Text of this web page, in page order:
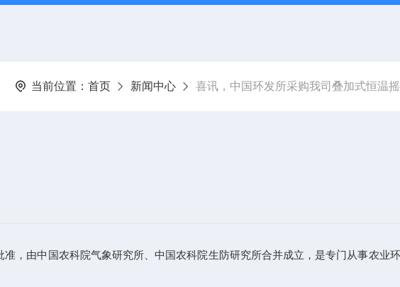
当前位置： 首页 新闻中心 喜讯，中国环发所采购我司叠加式恒温
，由中国农科院气象研究所、中国农科院生防研究所合并成立，是专门从事农业